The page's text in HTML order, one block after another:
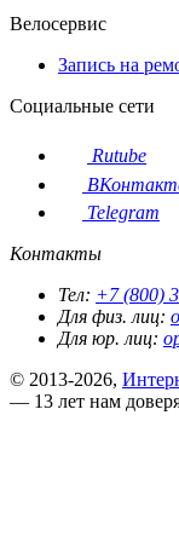
Велосервис
Запись на
Социальные сети
Rutube
Telegram
Контакты
Тел: +7 (800)
Для физ. лиц:
Для юр. лиц:
© 2013-2026,
— 13 лет нам